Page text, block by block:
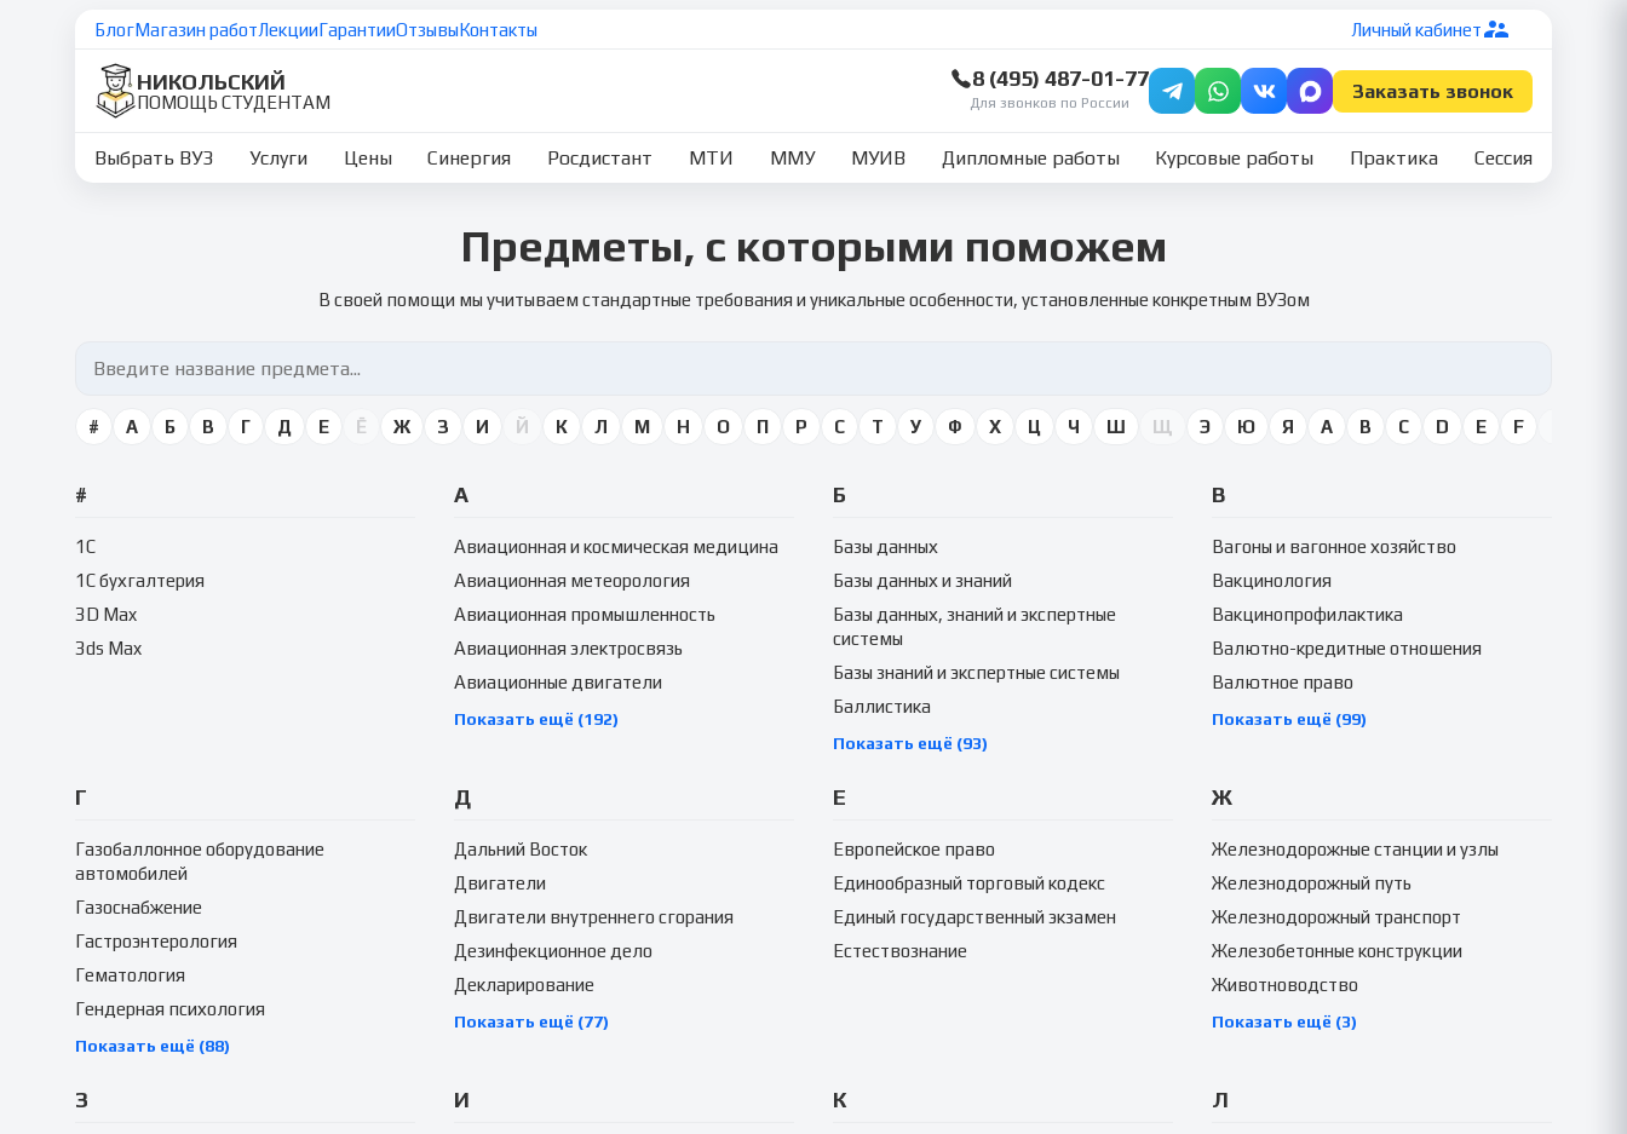
БлогМагазин работЛекцииГарантииОтзывыКонтакты Личный кабинет
НИКОЛЬСКИЙ
ПОМОЩЬ СТУДЕНТАМ
8 (495) 487-01-77
Для звонков по России
Заказать звонок
Выбрать ВУЗ Услуги Цены Синергия Росдистант МТИ ММУ МУИВ Дипломные работы Курсовые работы Практика Сессия
Предметы, с которыми поможем
В своей помощи мы учитываем стандартные требования и уникальные особенности, установленные конкретным ВУЗом
# А Б В Г Д Е Ё Ж З И Й К Л М Н О П Р С Т У Ф Х Ц Ч Ш Щ Э Ю Я A B C D E F
#
1C
1C бухгалтерия
3D Max
3ds Max
А
Авиационная и космическая медицина
Авиационная метеорология
Авиационная промышленность
Авиационная электросвязь
Авиационные двигатели
Показать ещё (192)
Б
Базы данных
Базы данных и знаний
Базы данных, знаний и экспертные
системы
Базы знаний и экспертные системы
Баллистика
Показать ещё (93)
В
Вагоны и вагонное хозяйство
Вакцинология
Вакцинопрофилактика
Валютно-кредитные отношения
Валютное право
Показать ещё (99)
Г
Газобаллонное оборудование
автомобилей
Газоснабжение
Гастроэнтерология
Гематология
Гендерная психология
Показать ещё (88)
Д
Дальний Восток
Двигатели
Двигатели внутреннего сгорания
Дезинфекционное дело
Декларирование
Показать ещё (77)
Е
Европейское право
Единообразный торговый кодекс
Единый государственный экзамен
Естествознание
Ж
Железнодорожные станции и узлы
Железнодорожный путь
Железнодорожный транспорт
Железобетонные конструкции
Животноводство
Показать ещё (3)
З И К Л